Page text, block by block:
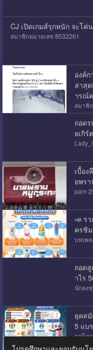
CJ เปิดเกมส์รุกหนัก จะโค่
สมาชิกหมายเลข 8532261
องค์
ล่าสุ
ารณ์
สมาชิ
ถอด
ยเกิ
เบื้อ
ยพร
parn
📣 ร
ครชิ
บทเพ
ถอด
ำไร
นักลง
ยุคสมั
5 แบ
ฤาษีภ